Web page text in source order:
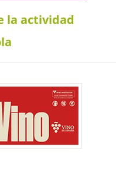
la actividad